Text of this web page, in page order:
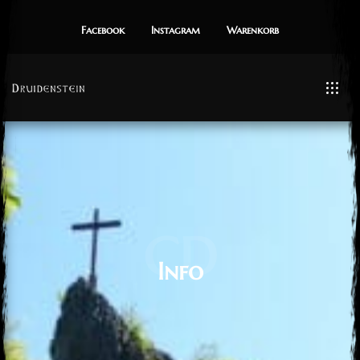
Facebook Instagram Warenkorb
CD
Info